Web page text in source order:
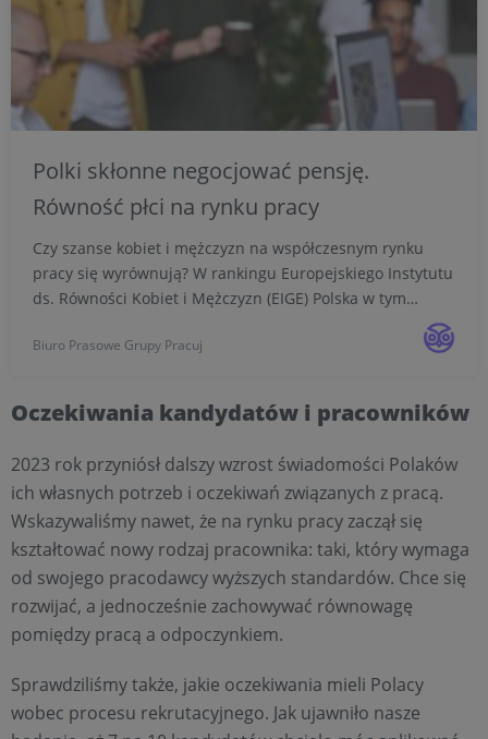
Polki skłonne negocjować pensję.
Równość płci na rynku pracy
Czy szanse kobiet i mężczyzn na współczesnym rynku
pracy się wyrównują? W rankingu Europejskiego Instytutu
ds. Równości Kobiet i Mężczyzn (EIGE) Polska w tym
zakresie znajduje się wciąż poniżej średniej unijnej. W
związku ze zbliżającym się międzynarodowym Dniem
Biuro Prasowe Grupy Pracuj
Oczekiwania kandydatów i pracowników
2023 rok przyniósł dalszy wzrost świadomości Polaków
ich własnych potrzeb i oczekiwań związanych z pracą.
Wskazywaliśmy nawet, że na rynku pracy zaczął się
kształtować nowy rodzaj pracownika: taki, który wymaga
od swojego pracodawcy wyższych standardów. Chce się
rozwijać, a jednocześnie zachowywać równowagę
pomiędzy pracą a odpoczynkiem.
Sprawdziliśmy także, jakie oczekiwania mieli Polacy
wobec procesu rekrutacyjnego. Jak ujawniło nasze